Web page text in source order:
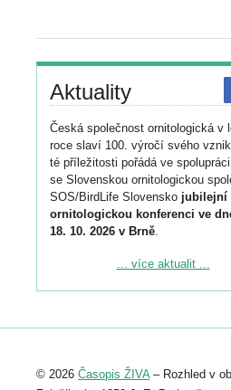
Aktuality
Česká společnost ornitologická v
roce slaví 100. výročí svého
té příležitosti pořádá ve spolupráci
se Slovenskou ornitologickou
SOS/BirdLife Slovensko jubilejní
ornitologickou konferenci ve
18. 10. 2026 v Brně.
Podrobnější informace ke
Registrovat se můžete do 6. září.
abstraktu přihlášené přednášky
... více aktualit ...
© 2026 Časopis ŽIVA– Rozhled v